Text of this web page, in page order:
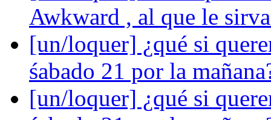
Awkward , al que le
[un/loquer] ¿qué si
śabado 21 por la
[un/loquer] ¿qué si